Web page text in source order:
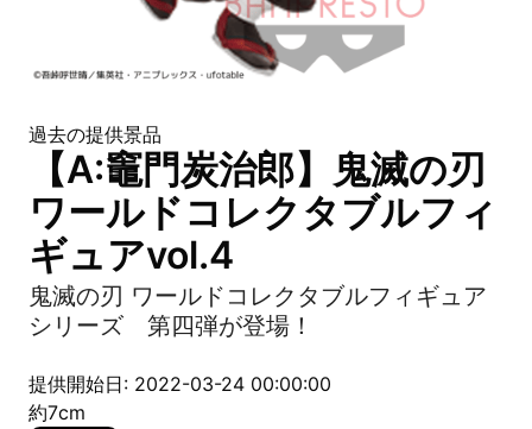
過去の提供景品
【A:竈門炭治郎】鬼滅の刃
ワールドコレクタブルフィ
ギュアvol.4
鬼滅の刃 ワールドコレクタブルフィギュア
シリーズ 第四弾が登場！
提供開始日: 2022-03-24 00:00:00
約7cm